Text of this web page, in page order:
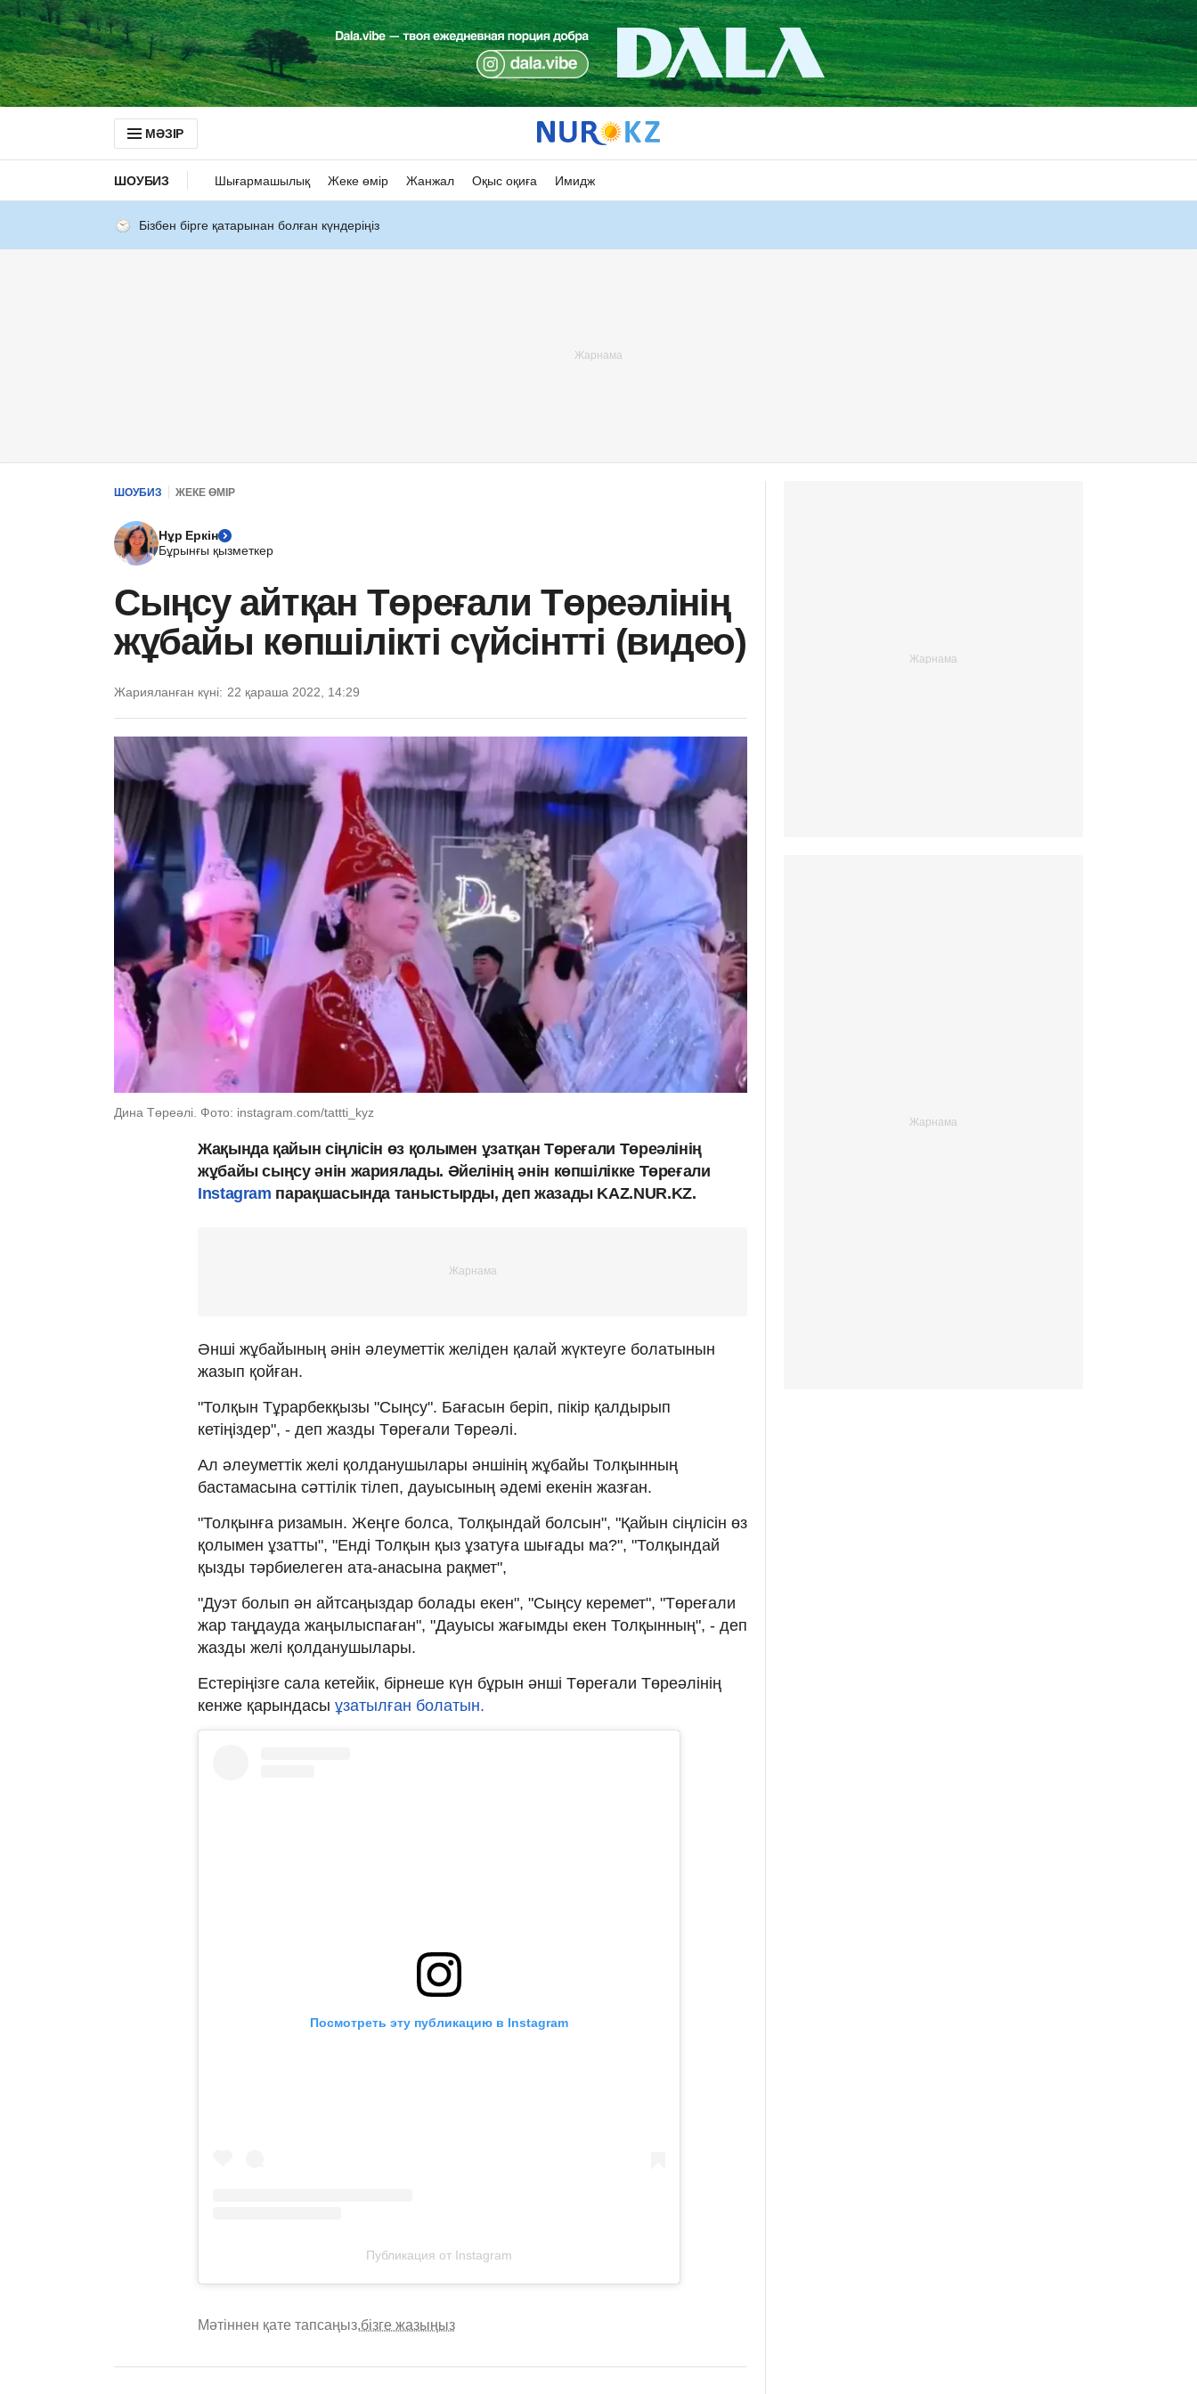
МӘЗІР
ШОУБИЗ Шығармашылық Жеке өмір Жанжал Оқыс оқиға Имидж
Бізбен бірге қатарынан болған күндеріңіз
ШОУБИЗ ЖЕКЕ ӨМІР
Нұр Еркін
Бұрынғы қызметкер
Сыңсу айтқан Төреғали Төреәлінің
жұбайы көпшілікті сүйсінтті (видео)
Жарияланған күні: 22 қараша 2022, 14:29
Дина Төреәлі. Фото: instagram.com/tattti_kyz
Жақында қайын сіңлісін өз қолымен ұзатқан Төреғали Төреәлінің
жұбайы сыңсу әнін жариялады. Әйелінің әнін көпшілікке Төреғали
Instagram парақшасында таныстырды, деп жазады KAZ.NUR.KZ.
Әнші жұбайының әнін әлеуметтік желіден қалай жүктеуге болатынын
жазып қойған.
"Толқын Тұрарбекқызы "Сыңсу". Бағасын беріп, пікір қалдырып
кетіңіздер", - деп жазды Төреғали Төреәлі.
Ал әлеуметтік желі қолданушылары әншінің жұбайы Толқынның
бастамасына сәттілік тілеп, дауысының әдемі екенін жазған.
"Толқынға ризамын. Жеңге болса, Толқындай болсын", "Қайын сіңлісін өз
қолымен ұзатты", "Енді Толқын қыз ұзатуға шығады ма?", "Толқындай
қызды тәрбиелеген ата-анасына рақмет",
"Дуэт болып ән айтсаңыздар болады екен", "Сыңсу керемет", "Төреғали
жар таңдауда жаңылыспаған", "Дауысы жағымды екен Толқынның", - деп
жазды желі қолданушылары.
Естеріңізге сала кетейік, бірнеше күн бұрын әнші Төреғали Төреәлінің
кенже қарындасы ұзатылған болатын.
Посмотреть эту публикацию в Instagram
Публикация от Instagram
Мәтіннен қате тапсаңыз,бізге жазыңыз